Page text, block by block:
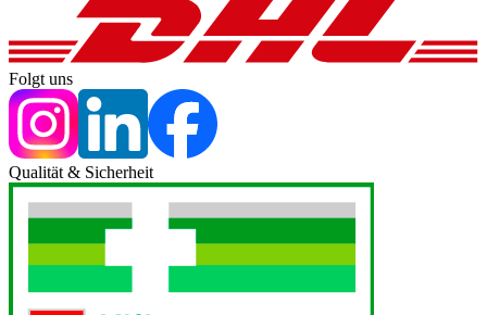
Folgt uns
Qualität & Sicherheit